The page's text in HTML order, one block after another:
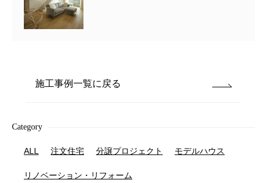
施工事例一覧に戻る
Category
ALL 注文住宅 分譲プロジェクト モデルハウス
リノベーション・リフォーム